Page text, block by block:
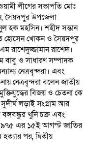
লীগের সভাপতি মোঃ
সৈয়দপুর উপজেলা
হক মহসিন। শহীদ সন্তান
হোসেন খোকন ও সৈয়দপুর
রাশেদুজ্জামান রাশেদ।
ও সাধারণ সম্পাদক
নেত্রবৃন্দরা। এবং
নেত্রবৃন্দরা বলেন জাতীয়
বিজয় ও চেতনা কে
সুদীর্ঘ লড়াই সংগ্রাম আর
খুনি চক্র এবং
এর ১৫ই আগস্ট জাতির
পর, দ্বিতীয়